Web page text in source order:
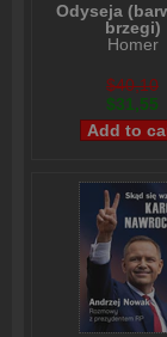
Odyseja
brzegi)
Homer
$40,10
$31,55